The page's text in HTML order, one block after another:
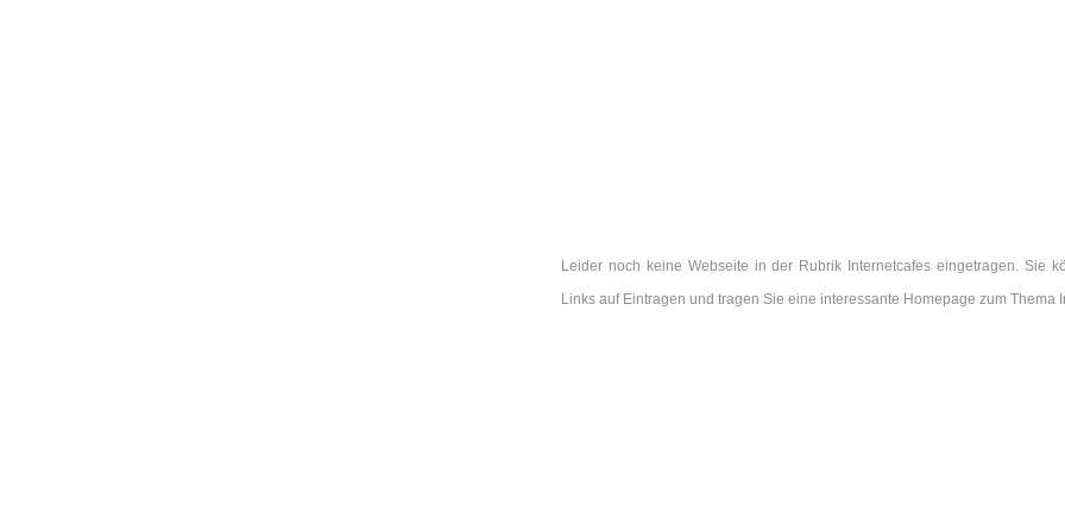
Leider noch keine Webseite in der Rubrik Internetcafes eingetragen. Sie
Links auf Eintragen und tragen Sie eine interessante Homepage zum Thema